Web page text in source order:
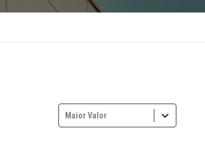
Maior Valor